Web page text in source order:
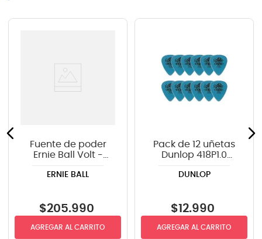
Fuente de poder
Ernie Ball Volt -
ERNIE BALL
$205.990
AGREGAR AL CARRITO
Pack de 12 uñetas
Dunlop 418P1.0
DUNLOP
$12.990
AGREGAR AL CARRITO